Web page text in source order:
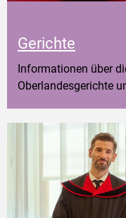
Gerichte
Informationen über
Oberlandesgerichte